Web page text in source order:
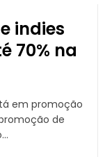
indies
70% na
de